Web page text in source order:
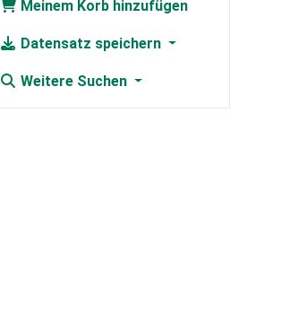
Meinem Korb hinzufügen
Datensatz speichern
Weitere Suchen